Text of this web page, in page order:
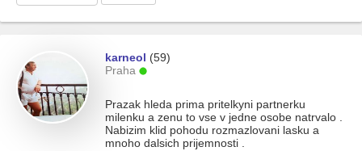
karneol (59)
Praha
Prazak hleda prima pritelkyni partnerku
milenku a zenu to vse v jedne osobe natrvalo .
Nabizim klid pohodu rozmazlovani lasku a
mnoho dalsich prijemnosti .